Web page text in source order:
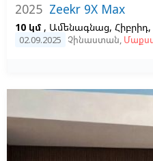
2025 Zeekr 9X Max
10 կմ , Ամենագնաց,
02.09.2025 Չինաստան,